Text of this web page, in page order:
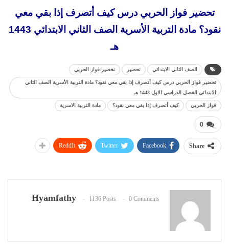
تحضير فواز الحربي درس كيف أتصرف إذا بقي معي
نقود؟ مادة التربية الأسرية الصف الثاني الابتدائي 1443
هـ
الصف الثانى الابتدائي تحضير تحضير فواز الحربي
تحضير فواز الحربي درس كيف أتصرف إذا بقي معي نقود؟ مادة التربية الأسرية الصف الثاني
الابتدائي الفصل الدراسي الاول 1443 هـ
فواز الحربي كيف أتصرف إذا بقي معي نقود؟ مادة التربية الاسرية
0
Share
Facebook
Twitter
ReddIt
Hyamfathy 1136 Posts 0 Comments